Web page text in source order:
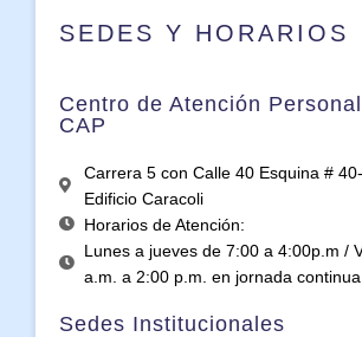
SEDES Y HORARIOS
Centro de Atención
CAP
Carrera 5 con Calle 40 Esquina #
Edificio Caracoli
Horarios de Atención:
Lunes a jueves de 7:00 a 4:00p.m /
a.m. a 2:00 p.m. en jornada continua
Sedes Institucionales